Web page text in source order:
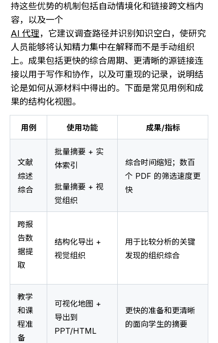
持这些优势的机制包括自动情境化和链接跨文档内
容，以及一个
AI 代理，它建议调查路径并识别知识空白，使研究
人员能够将认知精力集中在解释而不是手动组织
上。成果包括更快的综合周期、更清晰的源链接连
接以用于写作和协作，以及可重现的记录，说明结
论是如何从源材料中得出的。下面是常见用例和成
果的结构化视图。
用例 使用功能 成果/指标
文献
综述
综合
批量摘要 + 实
体索引
批量摘要 + 视
觉组织
综合时间缩短；数百
个 PDF 的筛选速度更
快
跨报
告数
据提
取
结构化导出 +
视觉组织
用于比较分析的关键
发现的组织综合
教学
和课
程准
备
可视化地图 +
导出到
PPT/HTML
更快的准备和更清晰
的面向学生的摘要